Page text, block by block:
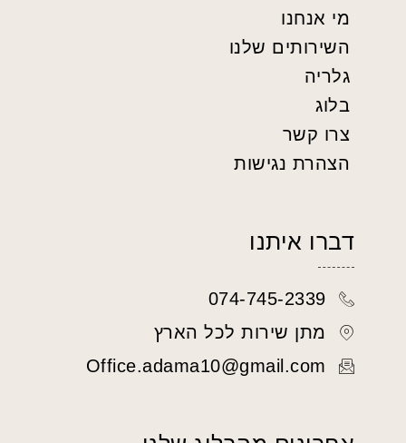
מי אנחנו
השירותים שלנו
גלריה
בלוג
צרו קשר
הצהרת נגישות
דברו איתנו
074-745-2339
מתן שירות לכל הארץ
Office.adama10@gmail.com